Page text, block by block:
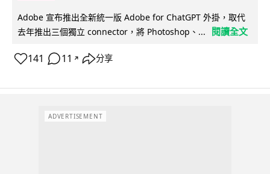
Adobe 宣布推出全新統一版 Adobe for ChatGPT 外掛，取代
去年推出三個獨立 connector，將 Photoshop、...
閱讀全文
141 11 ↗ 分享
ADVERTISEMENT